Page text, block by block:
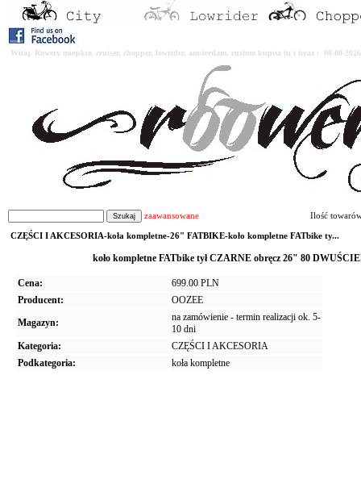
Witaj. Rowery miejskie, cruiser, chopper, lowrider, amsterdam, custom kupisz tu i teraz : 08-08-
zaawansowane Ilość
CZĘŚCI I AKCESORIA-koła kompletne-26" FATBIKE-koło kompletne FATbike ty...
koło kompletne FATbike tył CZARNE obręcz 26" 80
Cena:
699.00 PLN
Producent:
OOZEE
Magazyn:
na zamówienie - termin realizacji ok. 5-
10 dni
Kategoria:
CZĘŚCI I AKCESORIA
Podkategoria:
koła kompletne